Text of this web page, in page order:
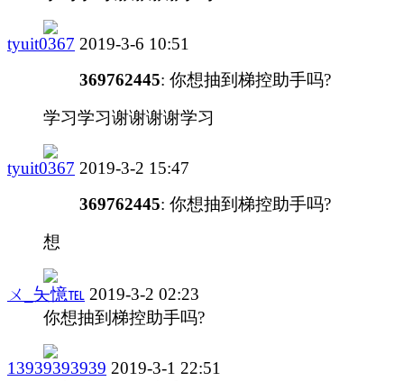
tyuit0367 2019-3-6 10:51
369762445: 你想抽到梯控助手吗?
学习学习谢谢谢谢学习
tyuit0367 2019-3-2 15:47
369762445: 你想抽到梯控助手吗?
想
ㄨ_夨憶℡ 2019-3-2 02:23
你想抽到梯控助手吗?
13939393939 2019-3-1 22:51